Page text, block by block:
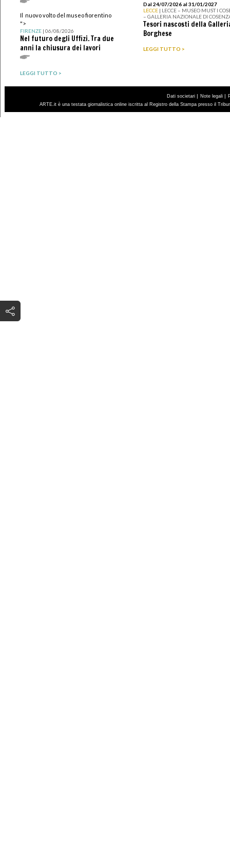
Il nuovo volto del museo fiorentino
">
FIRENZE| 06/08/2026
Nel futuro degli Uffizi. Tra due
anni la chiusura dei lavori
LEGGI TUTTO >
Dal 24/07/2026 al 31/01/2027
LECCE | LECCE – MUSEO MUST I
– GALLERIA NAZIONALE DI
Tesori nascosti della
Borghese
LEGGI TUTTO >
Dati societari | Note legali |
ARTE.it è una testata giornalistica online iscritta al Registro della Stampa presso il